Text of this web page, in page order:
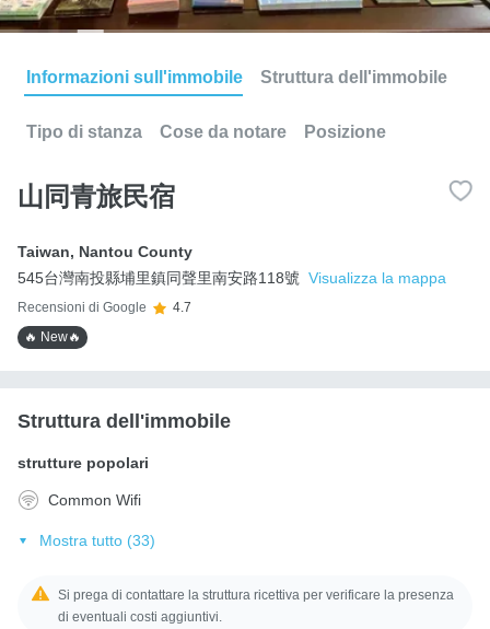
Informazioni sull'immobile Struttura dell'immobile
Tipo di stanza Cose da notare Posizione
山同青旅民宿
Taiwan, Nantou County
545台灣南投縣埔里鎮同聲里南安路118號 Visualizza la mappa
Recensioni di Google
4.7
🔥 New🔥
Struttura dell'immobile
strutture popolari
Common Wifi
Mostra tutto (33)
Si prega di contattare la struttura ricettiva per verificare la presenza
di eventuali costi aggiuntivi.